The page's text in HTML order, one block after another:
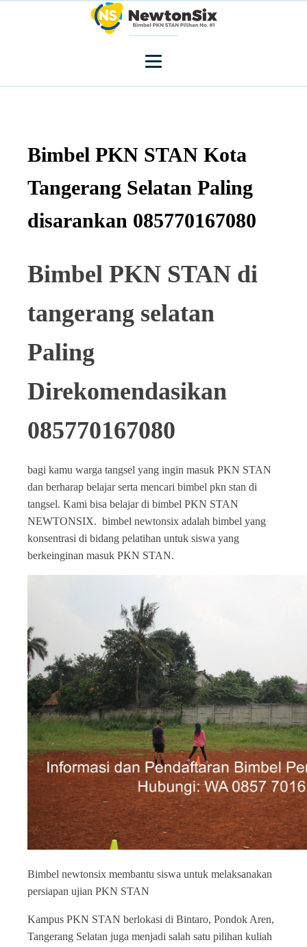
Bimbel PKN STAN Kota
Tangerang Selatan Paling
disarankan 085770167080
Bimbel PKN STAN di
tangerang selatan
Paling
Direkomendasikan
085770167080
bagi kamu warga tangsel yang ingin masuk PKN STAN
dan berharap belajar serta mencari bimbel pkn stan di
tangsel. Kami bisa belajar di bimbel PKN STAN
NEWTONSIX. bimbel newtonsix adalah bimbel yang
konsentrasi di bidang pelatihan untuk siswa yang
berkeinginan masuk PKN STAN.
Bimbel newtonsix membantu siswa untuk melaksanakan
persiapan ujian PKN STAN
Kampus PKN STAN berlokasi di Bintaro, Pondok Aren,
Tangerang Selatan juga menjadi salah satu pilihan kuliah